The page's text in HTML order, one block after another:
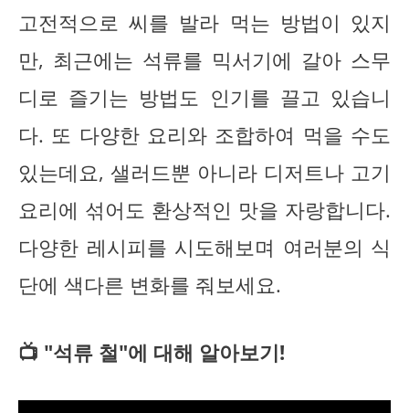
고전적으로 씨를 발라 먹는 방법이 있지
만, 최근에는 석류를 믹서기에 갈아 스무
디로 즐기는 방법도 인기를 끌고 있습니
다. 또 다양한 요리와 조합하여 먹을 수도
있는데요, 샐러드뿐 아니라 디저트나 고기
요리에 섞어도 환상적인 맛을 자랑합니다.
다양한 레시피를 시도해보며 여러분의 식
단에 색다른 변화를 줘보세요.
📺 "석류 철"에 대해 알아보기!